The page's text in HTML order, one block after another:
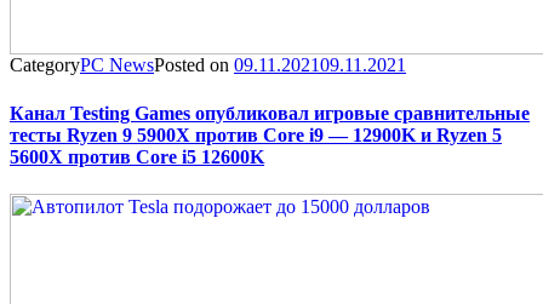
CategoryPC NewsPosted on 09.11.202109.11.2021
Канал Testing Games опубликовал игровые сравнительные
тесты Ryzen 9 5900X против Core i9 — 12900K и Ryzen 5
5600X против Core i5 12600K